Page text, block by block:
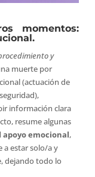
momentos:
y
muerte por
(actuación de
información clara
resume algunas
emocional,
a estar solo/a y
dejando todo lo